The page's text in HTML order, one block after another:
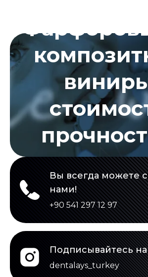
Вы всегда можете
нами!
+90 541 297 12 97
Подписывайтесь на
dentalays_turkey